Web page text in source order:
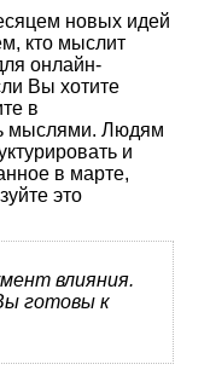
новых идей
кто мыслит
онлайн-
Вы хотите
в
мыслями. Людям
и
в марте,
это
влияния.
готовы к